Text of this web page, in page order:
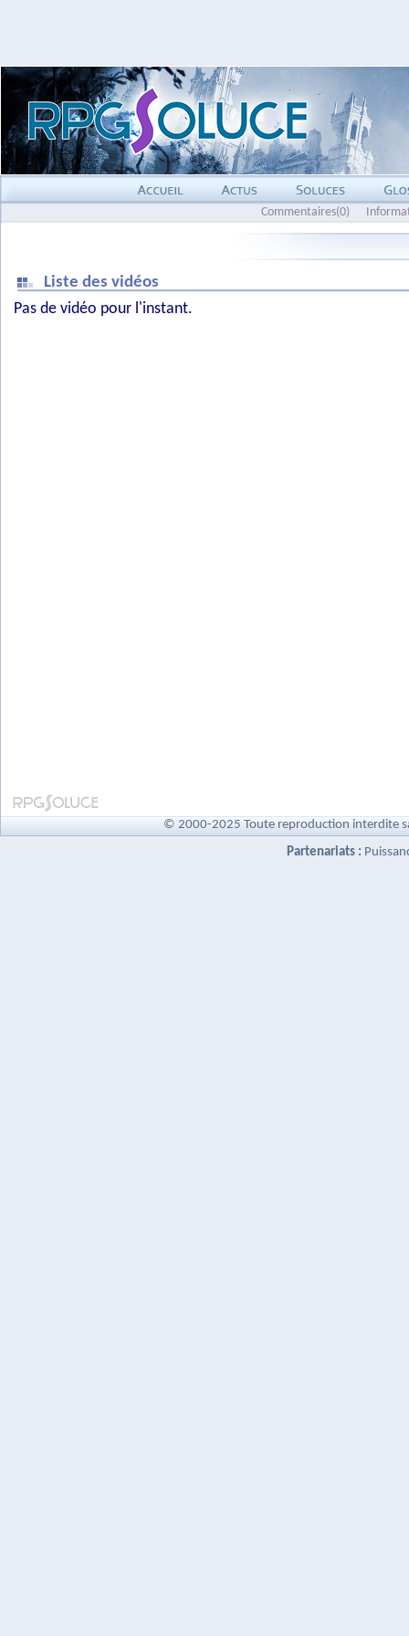
Commentaires(0)
Liste des vidéos
Pas de vidéo pour l'instant.
© 2000-2025 Toute reproduction interdite
Partenariats :